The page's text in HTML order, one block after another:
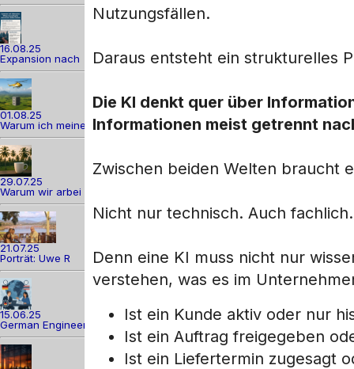
16.08.25
Expansion nach
01.08.25
Warum ich meine
29.07.25
Warum wir arbei
21.07.25
Porträt: Uwe R
15.06.25
German Engineer
Nutzungsfällen.
Daraus entsteht ein strukturelles
Die KI denkt quer über
Informationen meist getrennt
Zwischen beiden Welten braucht
Nicht nur technisch. Auch fachlich.
Denn eine KI muss nicht nur
verstehen, was es im
Ist ein Kunde aktiv oder nur
Ist ein Auftrag freigegeben
Ist ein Liefertermin zugesagt